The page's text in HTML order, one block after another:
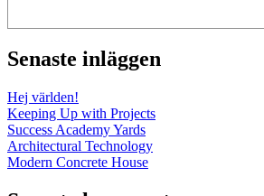
Senaste inläggen
Hej världen!
Keeping Up with Projects
Success Academy Yards
Architectural Technology
Modern Concrete House